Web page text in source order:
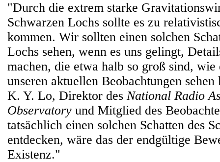
"Durch die extrem starke
Schwarzen Lochs sollte es zu
kommen. Wir sollten einen solchen
Lochs sehen, wenn es uns gelingt,
machen, die etwa halb so groß sind,
unseren aktuellen Beobachtungen
K. Y. Lo, Direktor des National Radio
Observatory und Mitglied des
tatsächlich einen solchen Schatten des
entdecken, wäre das der endgültige
Existenz."